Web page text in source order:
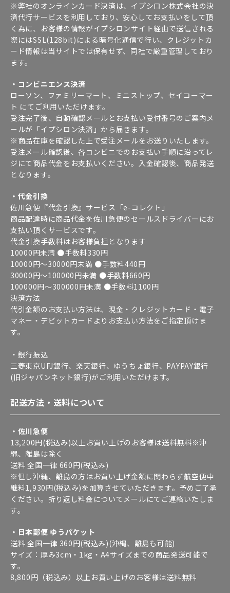
※弊社のオンラインカード決済は、イプシロン株式会社の決
済代行サービスを利用しており、安心してお支払いをして頂
く為に、お客様の情報がイプシロンサイト経由で送信される
際にはSSL(128bit)による暗号化通信で行い、クレジットカ
ード情報は当サイトでは保有せず、同社で厳重管理しており
ます。
・コンビニエンス決済
ローソン、ファミリーマート、ミニストップ、セイコーマー
ト にてご利用いただけます。
受注完了後、自動確認メールとお支払い受付番号のご案内メ
ールが「イプシロン決済」から届きます。
※商品在庫を確認した上で受注メールをお送りいたします。
受注メール確認後、各コンビニでのお支払い手順に沿ってレ
ジにて商品代金をお支払いください。入金確認後、商品発送
となります。
・代金引換
佐川急便『代金引換』サービス「e-コレクト」
商品配達時に商品代金を佐川急便のセールスドライバーにお
支払い頂くサービスです。
代金引換手数料はお客様負担となります
10000円未満 ●手数料330円
10000円～30000円未満 ●手数料440円
30000円～100000円未満 ●手数料660円
100000円～300000円未満 ●手数料1100円
決済方法
代引金額のお支払い方法は、現金・クレジットカード・電子
マネー・デビットカードよりお支払い方法をご指定頂けま
す。
・銀行振込
三菱東京UFJ銀行、楽天銀行、ゆうちょ銀行、PAYPAY銀行
(旧ジャパンネット銀行)がご利用いただけます。
配送方法・送料について
・佐川急便
13,200円(税込み)以上お買い上げのお客様は送料無料※沖
縄、離島は除く
送料 全国一律 660円(税込み)
※但し沖縄、離島の方はお買い上げ金額に関わらず航空便中
継料1,930円(税込み)を加算させていただきます。予めご了承
ください。折り返し料金についてメールにてご連絡いたしま
す。
・日本郵便 ゆうパケット
送料 全国一律 360円(税込み)(沖縄、離島も可能)
サイズ：厚み3cm・1kg・A4サイズまでの商品発送可能で
す。
8,800円（税込み）以上お買い上げのお客様は送料無料